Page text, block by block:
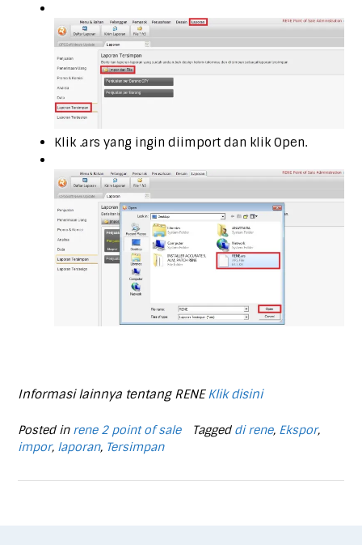
Klik .ars yang ingin diimport dan klik Open.
Informasi lainnya tentang RENEKlik disini
Posted in rene 2 point of sale Tagged di rene, Ekspor,
impor, laporan, Tersimpan